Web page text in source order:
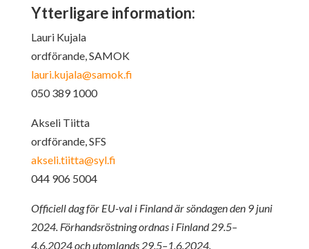
Ytterligare information:
Lauri Kujala
ordförande, SAMOK
lauri.kujala@samok.fi
050 389 1000
Akseli Tiitta
ordförande, SFS
akseli.tiitta@syl.fi
044 906 5004
Officiell dag för EU-val i Finland är söndagen den 9 juni
2024. Förhandsröstning ordnas i Finland 29.5–
4.6.2024 och utomlands 29.5–1.6.2024.